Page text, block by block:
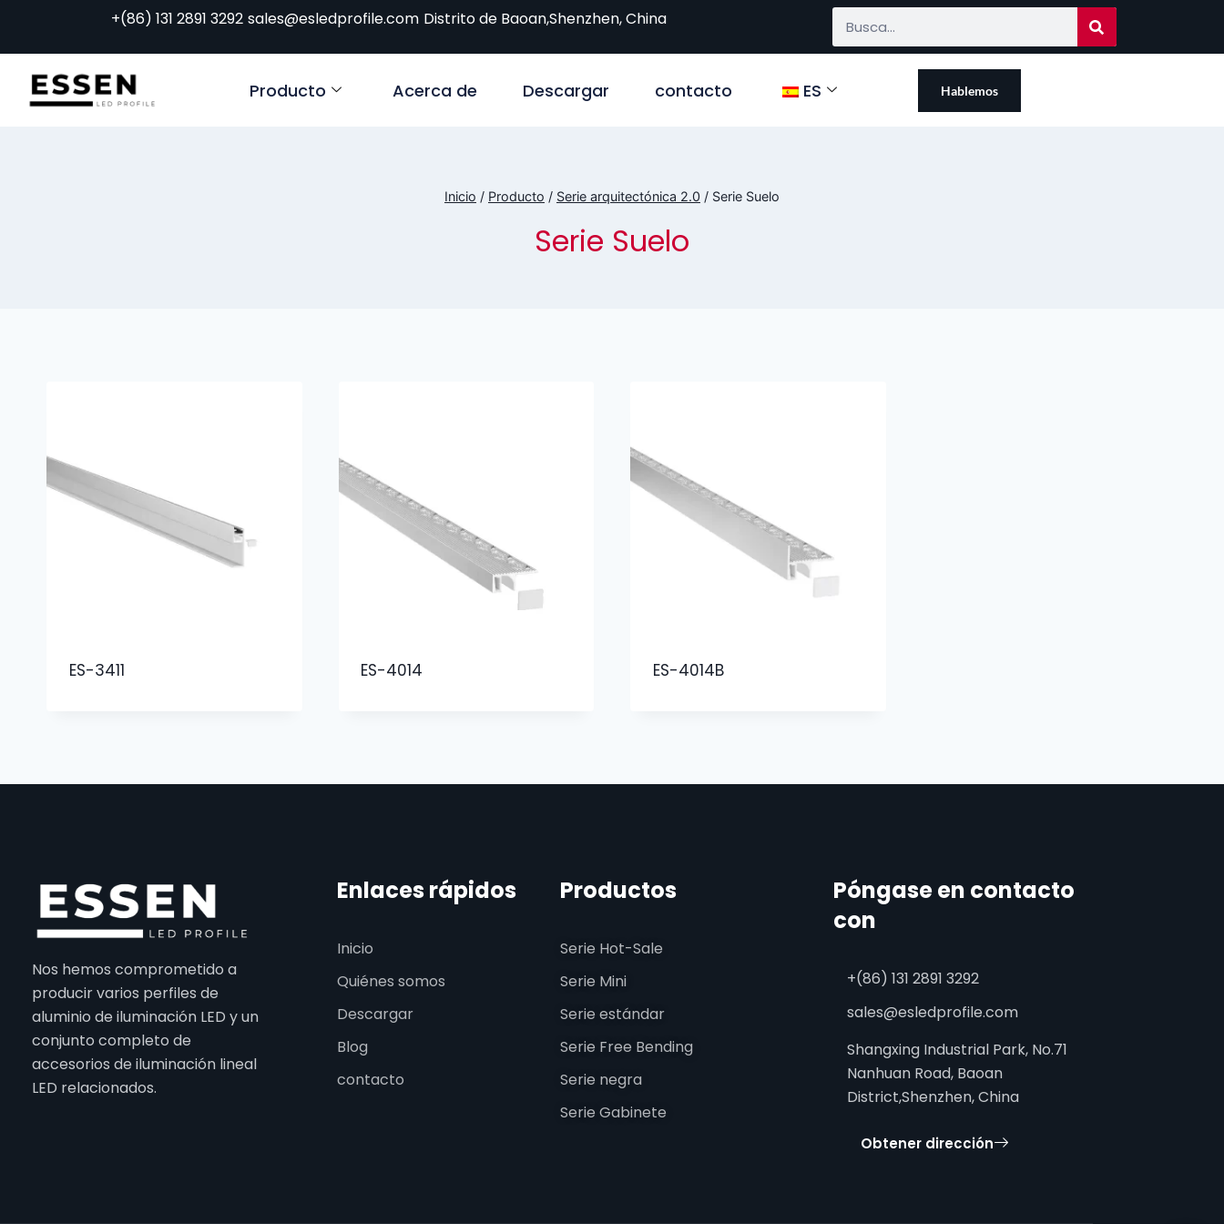
+(86) 131 2891 3292 sales@esledprofile.com Distrito de Baoan,Shenzhen, China
Producto Acerca de Descargar contacto ES Hablemos
Inicio / Producto / Serie arquitectónica 2.0 / Serie Suelo
Serie Suelo
ES-3411 ES-4014 ES-4014B
Nos hemos comprometido a
producir varios perfiles de
aluminio de iluminación LED y un
conjunto completo de
accesorios de iluminación lineal
LED relacionados.
Enlaces rápidos
Inicio
Quiénes somos
Descargar
Blog
contacto
Productos
Serie Hot-Sale
Serie Mini
Serie estándar
Serie Free Bending
Serie negra
Serie Gabinete
Póngase en contacto
con
+(86) 131 2891 3292
sales@esledprofile.com
Shangxing Industrial Park, No.71
Nanhuan Road, Baoan
District,Shenzhen, China
Obtener dirección